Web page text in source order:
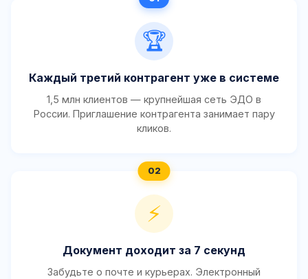
🏆
Каждый третий контрагент уже в системе
1,5 млн клиентов — крупнейшая сеть ЭДО в
России. Приглашение контрагента занимает пару
кликов.
⚡
Документ доходит за 7 секунд
Забудьте о почте и курьерах. Электронный